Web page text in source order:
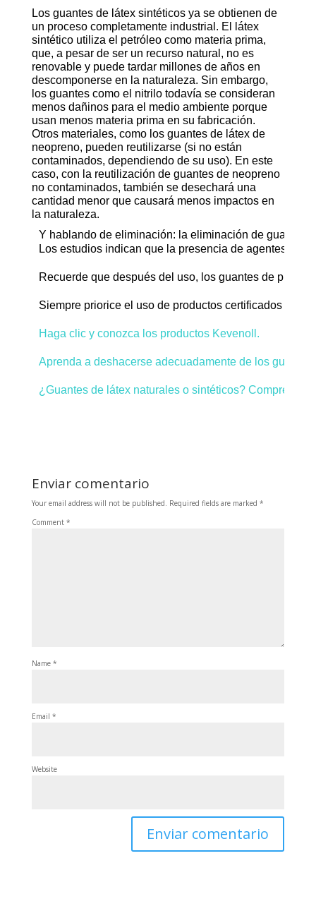
Los guantes de látex sintéticos ya se obtienen de
un proceso completamente industrial. El látex
sintético utiliza el petróleo como materia prima,
que, a pesar de ser un recurso natural, no es
renovable y puede tardar millones de años en
descomponerse en la naturaleza. Sin embargo,
los guantes como el nitrilo todavía se consideran
menos dañinos para el medio ambiente porque
usan menos materia prima en su fabricación.
Otros materiales, como los guantes de látex de
neopreno, pueden reutilizarse (si no están
contaminados, dependiendo de su uso). En este
caso, con la reutilización de guantes de neopreno
no contaminados, también se desechará una
cantidad menor que causará menos impactos en
la naturaleza.
Y hablando de eliminación: la eliminación de guantes
Los estudios indican que la presencia de agentes
Recuerde que después del uso, los guantes de
Siempre priorice el uso de productos certificados y
¿Guantes de látex naturales o sintéticos? Comprende
Enviar comentario
Your email address will not be published. Required fields are marked *
Comment *
Name *
Email *
Website